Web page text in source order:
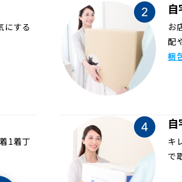
にする
お
配
梱
1着丁
キ
で